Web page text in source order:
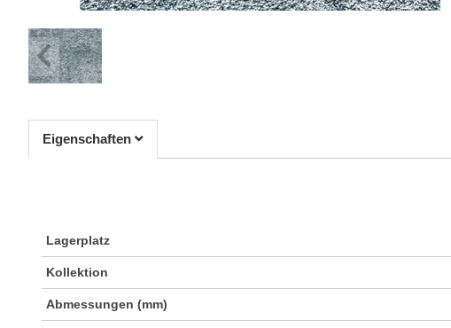
Eigenschaften
Lagerplatz
Kollektion
Abmessungen (mm)